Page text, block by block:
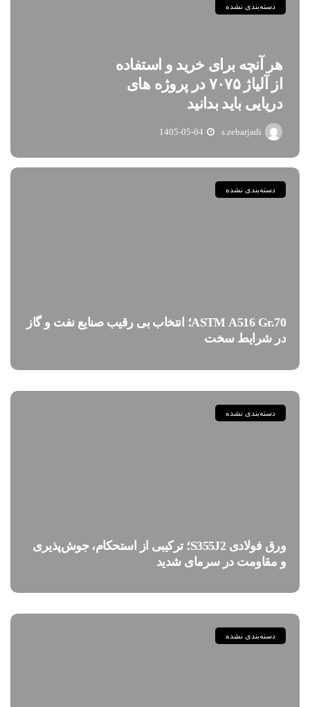
دسته‌بندی نشده
هر آنچه برای خرید و استفاده
از آلیاژ ۷۰۷۵ در پروژه های
دریایی باید بدانید
s.zebarjadi
1405-05-04
دسته‌بندی نشده
ASTM A516 Gr.70؛ انتخاب بی رقیب صنایع نفت و گاز
در شرایط سخت
دسته‌بندی نشده
ورق فولادی S355J2؛ ترکیبی از استحکام، جوش‌پذیری
و مقاومت در سرمای شدید
دسته‌بندی نشده